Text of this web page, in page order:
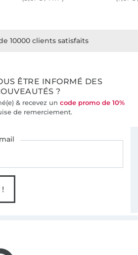
10000 clients satisfaits
ÊTRE INFORMÉ DES
?
& recevez un code promo de 10%
de remerciement.